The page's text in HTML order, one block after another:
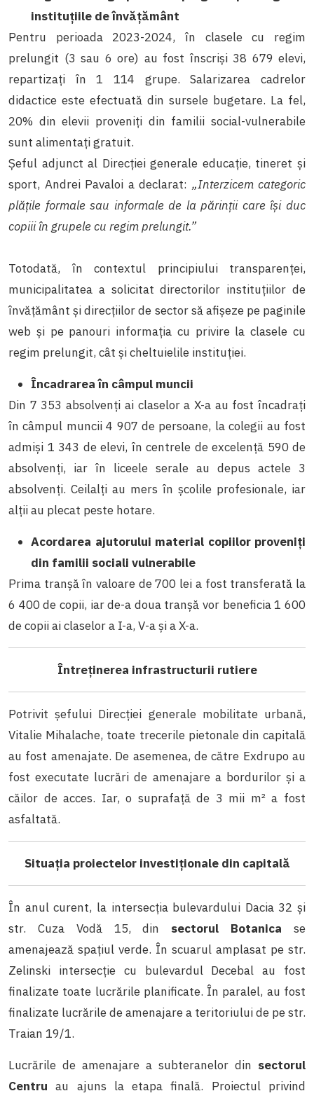
instituțiile de învățământ
Pentru perioada 2023-2024, în clasele cu regim
prelungit (3 sau 6 ore) au fost înscriși 38 679 elevi,
repartizați în 1 114 grupe. Salarizarea cadrelor
didactice este efectuată din sursele bugetare. La fel,
20% din elevii proveniți din familii social-vulnerabile
sunt alimentați gratuit.
Șeful adjunct al Direcției generale educație, tineret și
sport, Andrei Pavaloi a declarat: „Interzicem categoric
plățile formale sau informale de la părinții care își duc
copiii în grupele cu regim prelungit.”
Totodată, în contextul principiului transparenței,
municipalitatea a solicitat directorilor instituțiilor de
învățământ și direcțiilor de sector să afișeze pe paginile
web și pe panouri informația cu privire la clasele cu
regim prelungit, cât și cheltuielile instituției.
Încadrarea în câmpul muncii
Din 7 353 absolvenți ai claselor a X-a au fost încadrați
în câmpul muncii 4 907 de persoane, la colegii au fost
admiși 1 343 de elevi, în centrele de excelență 590 de
absolvenți, iar în liceele serale au depus actele 3
absolvenți. Ceilalți au mers în școlile profesionale, iar
alții au plecat peste hotare.
Acordarea ajutorului material copiilor proveniți
din familii sociali vulnerabile
Prima tranșă în valoare de 700 lei a fost transferată la
6 400 de copii, iar de-a doua tranșă vor beneficia 1 600
de copii ai claselor a I-a, V-a și a X-a.
Întreținerea infrastructurii rutiere
Potrivit șefului Direcției generale mobilitate urbană,
Vitalie Mihalache, toate trecerile pietonale din capitală
au fost amenajate. De asemenea, de către Exdrupo au
fost executate lucrări de amenajare a bordurilor și a
căilor de acces. Iar, o suprafață de 3 mii m² a fost
asfaltată.
Situația proiectelor investiționale din capitală
În anul curent, la intersecția bulevardului Dacia 32 și
str. Cuza Vodă 15, din sectorul Botanica se
amenajează spațiul verde. În scuarul amplasat pe str.
Zelinski intersecție cu bulevardul Decebal au fost
finalizate toate lucrările planificate. În paralel, au fost
finalizate lucrările de amenajare a teritoriului de pe str.
Traian 19/1.
Lucrările de amenajare a subteranelor din sectorul
Centru au ajuns la etapa finală. Proiectul privind